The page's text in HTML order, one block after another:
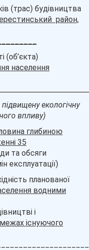
(трас) будівництва
район,
(об’єкта)
населення
екологічну
впливу)
глибиною
35
експлуатації)
планованої
водними
і
існуючого